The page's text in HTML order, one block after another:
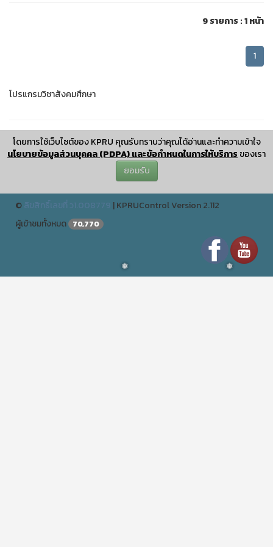
9 รายการ : 1 หน้า
1
โดยการใช้เว็บไซต์ของ KPRU คุณรับทราบว่าคุณได้อ่านและทำความเข้าใจ
นโยบายข้อมูลส่วนบุคคล (PDPA) และข้อกำหนดในการให้บริการ ของเรา
ยอมรับ
โปรแกรมวิชาสังคมศึกษา
โปรแกรมวิชาสังคมศึกษา คณะครุศาสตร์ อาคารนวัตกรรมการศึกษา
มหาวิทยาลัยราชภัฏกำแพงเพชร
©
|KPRUControl Version 2.112
ผู้เข้าชมทั้งหมด
70,770